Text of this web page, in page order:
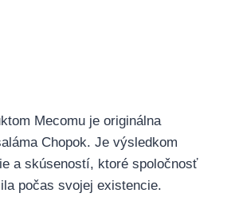
Mecomu je originálna
Chopok. Je výsledkom
a skúseností, ktoré spoločnosť
počas svojej existencie.